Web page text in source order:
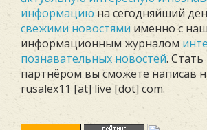
информацию на сегодняйший
свежими новостями именно с
информационным журналом
познавательных новостей.
партнёром вы сможете написав
rusalex11 [at] live [dot] com.